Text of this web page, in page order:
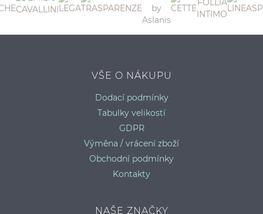
VŠE O NÁKUPU
Dodací podmínky
Tabulky velikostí
GDPR
Výměna / vrácení zboží
Obchodní podmínky
Kontakty
NAŠE ZNAČKY